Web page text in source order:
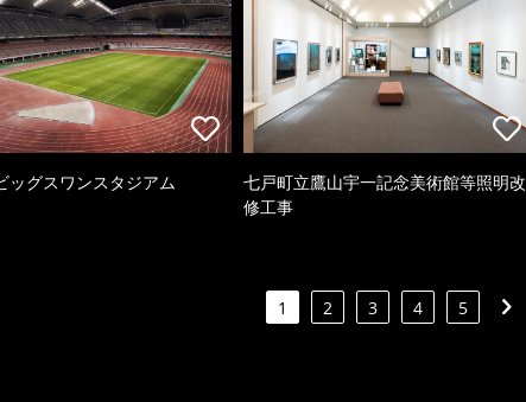
ッグスワンスタジアム
七戸町立鷹山宇一記念美術館等照明改
修工事
1 2 3 4 5